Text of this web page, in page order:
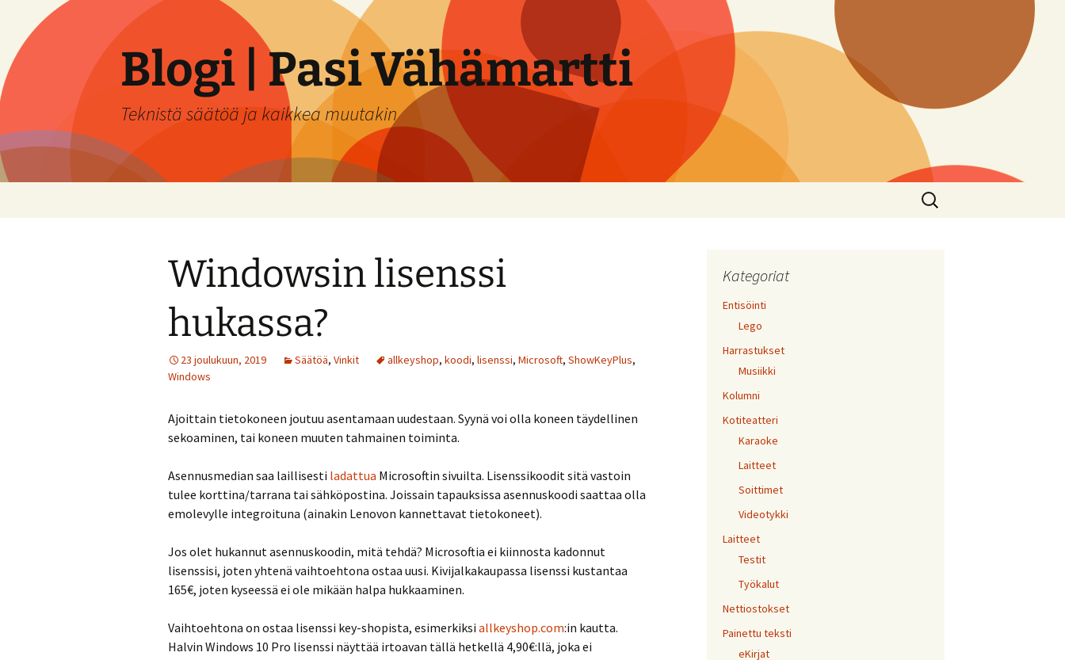
sisältöön
Blogi | Pasi Vähämartti
Teknistä säätöä ja kaikkea muutakin
Haku:
Windowsin lisenssi
hukassa?
23 joulukuun, 2019 Säätöä, Vinkit allkeyshop, koodi, lisenssi, Microsoft, ShowKeyPlus,
Windows
Ajoittain tietokoneen joutuu asentamaan uudestaan. Syynä voi olla koneen täydellinen
sekoaminen, tai koneen muuten tahmainen toiminta.
Asennusmedian saa laillisesti ladattua Microsoftin sivuilta. Lisenssikoodit sitä vastoin
tulee korttina/tarrana tai sähköpostina. Joissain tapauksissa asennuskoodi saattaa olla
emolevylle integroituna (ainakin Lenovon kannettavat tietokoneet).
Jos olet hukannut asennuskoodin, mitä tehdä? Microsoftia ei kiinnosta kadonnut
lisenssisi, joten yhtenä vaihtoehtona ostaa uusi. Kivijalkakaupassa lisenssi kustantaa
165€, joten kyseessä ei ole mikään halpa hukkaaminen.
Vaihtoehtona on ostaa lisenssi key-shopista, esimerkiksi allkeyshop.com:in kautta.
Halvin Windows 10 Pro lisenssi näyttää irtoavan tällä hetkellä 4,90€:llä, joka ei
Kategoriat
Entisöinti
Lego
Harrastukset
Musiikki
Kolumni
Kotiteatteri
Karaoke
Laitteet
Soittimet
Videotykki
Laitteet
Testit
Työkalut
Nettiostokset
Painettu teksti
eKirjat